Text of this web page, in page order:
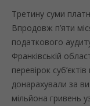
Третину суми
Впродовж п’яти
податкового
Франківській
перевірок
донарахували за
мільйона гривень